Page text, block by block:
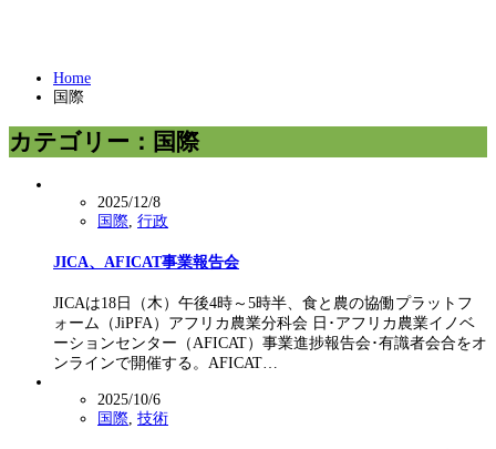
Home
国際
カテゴリー：国際
2025/12/8
国際, 行政
JICA、AFICAT事業報告会
JICAは18日（木）午後4時～5時半、食と農の協働プラットフ
ォーム（JiPFA）アフリカ農業分科会 日･アフリカ農業イノベ
ーションセンター（AFICAT）事業進捗報告会･有識者会合をオ
ンラインで開催する。AFICAT…
2025/10/6
国際 技術